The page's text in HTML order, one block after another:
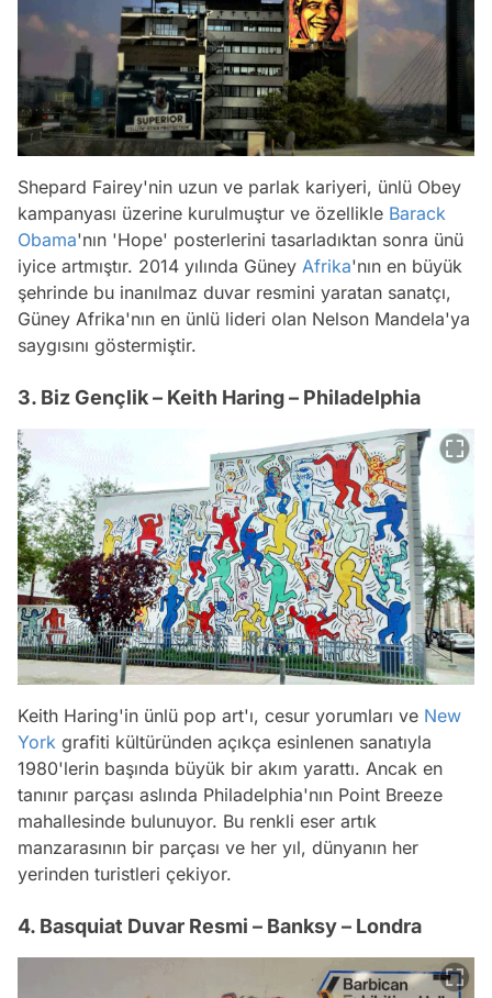
Shepard Fairey'nin uzun ve parlak kariyeri, ünlü Obey
kampanyası üzerine kurulmuştur ve özellikle Barack
Obama'nın 'Hope' posterlerini tasarladıktan sonra ünü
iyice artmıştır. 2014 yılında Güney Afrika'nın en büyük
şehrinde bu inanılmaz duvar resmini yaratan sanatçı,
Güney Afrika'nın en ünlü lideri olan Nelson Mandela'ya
saygısını göstermiştir.
3. Biz Gençlik – Keith Haring – Philadelphia
Keith Haring'in ünlü pop art'ı, cesur yorumları ve New
York grafiti kültüründen açıkça esinlenen sanatıyla
1980'lerin başında büyük bir akım yarattı. Ancak en
tanınır parçası aslında Philadelphia'nın Point Breeze
mahallesinde bulunuyor. Bu renkli eser artık
manzarasının bir parçası ve her yıl, dünyanın her
yerinden turistleri çekiyor.
4. Basquiat Duvar Resmi – Banksy – Londra